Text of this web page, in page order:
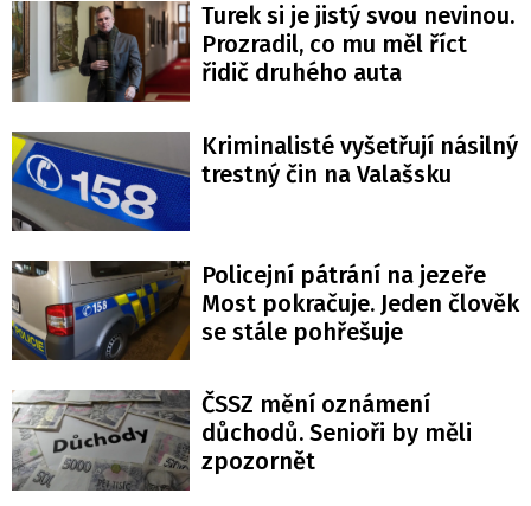
Turek si je jistý svou nevinou.
Prozradil, co mu měl říct
řidič druhého auta
Kriminalisté vyšetřují násilný
trestný čin na Valašsku
Policejní pátrání na jezeře
Most pokračuje. Jeden člověk
se stále pohřešuje
ČSSZ mění oznámení
důchodů. Senioři by měli
zpozornět